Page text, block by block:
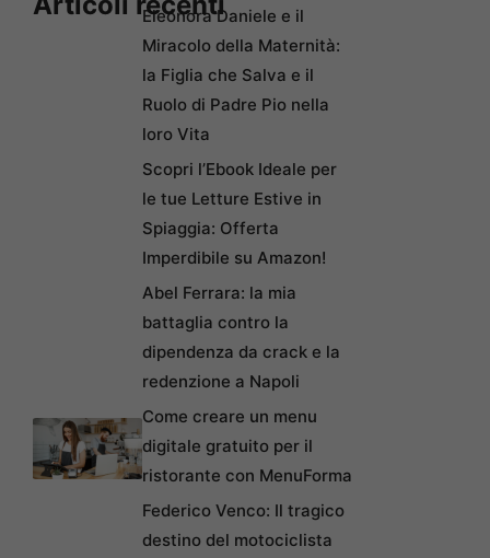
Eleonora Daniele e il
Miracolo della Maternità:
la Figlia che Salva e il
Ruolo di Padre Pio nella
loro Vita
Scopri l’Ebook Ideale per
le tue Letture Estive in
Spiaggia: Offerta
Imperdibile su Amazon!
Abel Ferrara: la mia
battaglia contro la
dipendenza da crack e la
redenzione a Napoli
Come creare un menu
digitale gratuito per il
ristorante con MenuForma
Federico Venco: Il tragico
destino del motociclista